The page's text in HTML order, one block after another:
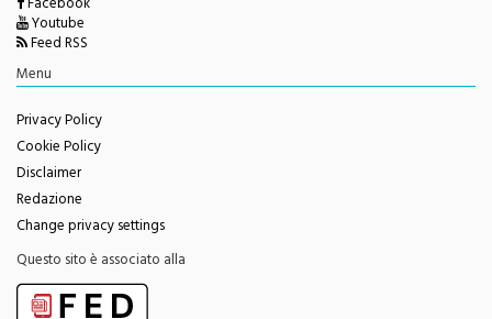
Twitter
Facebook
Youtube
Feed RSS
Privacy Policy
Cookie Policy
Disclaimer
Redazione
Change privacy settings
Questo sito è associato alla